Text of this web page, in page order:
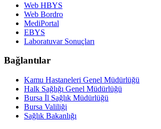
Web HBYS
Web Bordro
MediPortal
EBYS
Laboratuvar Sonuçları
Bağlantılar
Kamu Hastaneleri Genel Müdürlüğü
Halk Sağlığı Genel Müdürlüğü
Bursa İl Sağlık Müdürlüğü
Bursa Valiliği
Sağlık Bakanlığı